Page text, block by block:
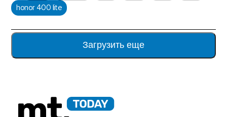
honor 400 lite
Загрузить еще